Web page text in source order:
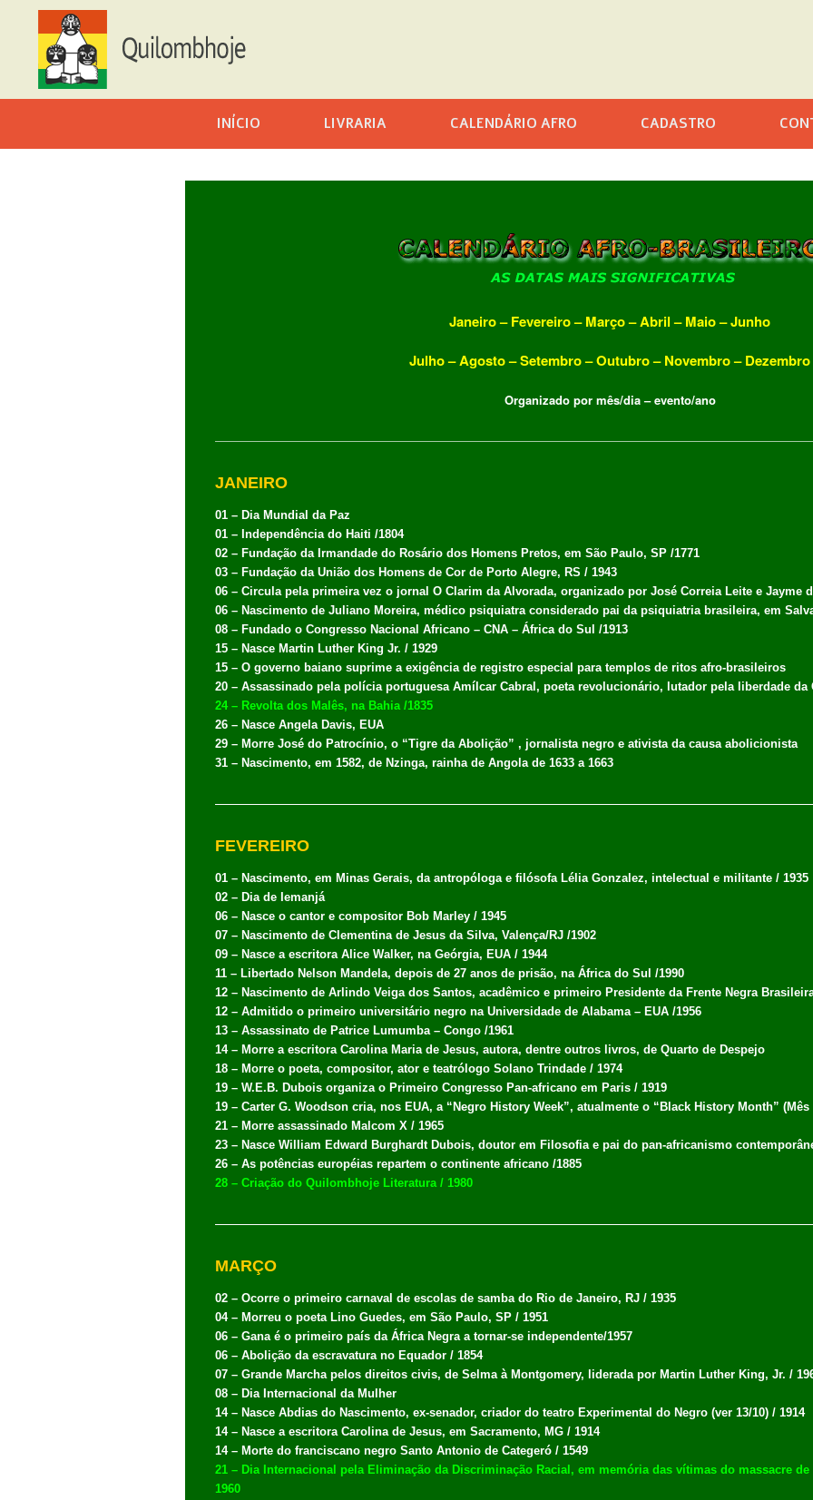
INÍCIO LIVRARIA CALENDÁRIO AFRO CADASTRO
Janeiro–Fevereiro–Março–Abril–Maio–Junho
Julho–Agosto–Setembro–Outubro–Novembro–Dezembro
Organizado por mês/dia – evento/ano
JANEIRO
01 – Dia Mundial da Paz
01 – Independência do Haiti /1804
02 – Fundação da Irmandade do Rosário dos Homens Pretos, em São Paulo, SP /1771
03 – Fundação da União dos Homens de Cor de Porto Alegre, RS / 1943
06 – Circula pela primeira vez o jornal O Clarim da Alvorada, organizado por José Correia Leite e Jayme
06 – Nascimento de Juliano Moreira, médico psiquiatra considerado pai da psiquiatria brasileira, em
08 – Fundado o Congresso Nacional Africano – CNA – África do Sul /1913
15 – Nasce Martin Luther King Jr. / 1929
15 – O governo baiano suprime a exigência de registro especial para templos de ritos afro-brasileiros
20 – Assassinado pela polícia portuguesa Amílcar Cabral, poeta revolucionário, lutador pela liberdade da
24 – Revolta dos Malês, na Bahia /1835
26 – Nasce Angela Davis, EUA
29 – Morre José do Patrocínio, o “Tigre da Abolição” , jornalista negro e ativista da causa abolicionista
31 – Nascimento, em 1582, de Nzinga, rainha de Angola de 1633 a 1663
FEVEREIRO
01 – Nascimento, em Minas Gerais, da antropóloga e filósofa Lélia Gonzalez, intelectual e militante / 1935
02 – Dia de Iemanjá
06 – Nasce o cantor e compositor Bob Marley / 1945
07 – Nascimento de Clementina de Jesus da Silva, Valença/RJ /1902
09 – Nasce a escritora Alice Walker, na Geórgia, EUA / 1944
11 – Libertado Nelson Mandela, depois de 27 anos de prisão, na África do Sul /1990
12 – Nascimento de Arlindo Veiga dos Santos, acadêmico e primeiro Presidente da Frente Negra
12 – Admitido o primeiro universitário negro na Universidade de Alabama – EUA /1956
13 – Assassinato de Patrice Lumumba – Congo /1961
14 – Morre a escritora Carolina Maria de Jesus, autora, dentre outros livros, de Quarto de Despejo
18 – Morre o poeta, compositor, ator e teatrólogo Solano Trindade / 1974
19 – W.E.B. Dubois organiza o Primeiro Congresso Pan-africano em Paris / 1919
19 – Carter G. Woodson cria, nos EUA, a “Negro History Week”, atualmente o “Black History Month” (Mês
21 – Morre assassinado Malcom X / 1965
23 – Nasce William Edward Burghardt Dubois, doutor em Filosofia e pai do pan-africanismo
26 – As potências européias repartem o continente africano /1885
28 – Criação do Quilombhoje Literatura / 1980
MARÇO
02 – Ocorre o primeiro carnaval de escolas de samba do Rio de Janeiro, RJ / 1935
04 – Morreu o poeta Lino Guedes, em São Paulo, SP / 1951
06 – Gana é o primeiro país da África Negra a tornar-se independente/1957
06 – Abolição da escravatura no Equador / 1854
07 – Grande Marcha pelos direitos civis, de Selma à Montgomery, liderada por Martin Luther King, Jr. /
08 – Dia Internacional da Mulher
14 – Nasce Abdias do Nascimento, ex-senador, criador do teatro Experimental do Negro (ver 13/10) / 1914
14 – Nasce a escritora Carolina de Jesus, em Sacramento, MG / 1914
14 – Morte do franciscano negro Santo Antonio de Categeró / 1549
21 – Dia Internacional pela Eliminação da Discriminação Racial, em memória das vítimas do massacre
1960